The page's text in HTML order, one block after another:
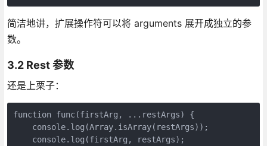
简洁地讲，扩展操作符可以将 arguments 展开成独立的参
数。
3.2 Rest 参数
还是上栗子：
function func(firstArg, ...restArgs) {
    console.log(Array.isArray(restArgs));
    console.log(firstArg, restArgs);